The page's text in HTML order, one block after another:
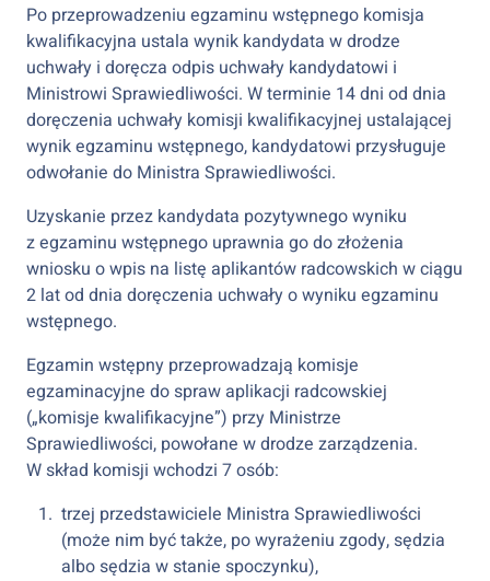
Po przeprowadzeniu egzaminu wstępnego komisja
kwalifikacyjna ustala wynik kandydata w drodze
uchwały i doręcza odpis uchwały kandydatowi i
Ministrowi Sprawiedliwości. W terminie 14 dni od dnia
doręczenia uchwały komisji kwalifikacyjnej ustalającej
wynik egzaminu wstępnego, kandydatowi przysługuje
odwołanie do Ministra Sprawiedliwości.
Uzyskanie przez kandydata pozytywnego wyniku
z egzaminu wstępnego uprawnia go do złożenia
wniosku o wpis na listę aplikantów radcowskich w ciągu
2 lat od dnia doręczenia uchwały o wyniku egzaminu
wstępnego.
Egzamin wstępny przeprowadzają komisje
egzaminacyjne do spraw aplikacji radcowskiej
(„komisje kwalifikacyjne”) przy Ministrze
Sprawiedliwości, powołane w drodze zarządzenia.
W skład komisji wchodzi 7 osób:
trzej przedstawiciele Ministra Sprawiedliwości
(może nim być także, po wyrażeniu zgody, sędzia
albo sędzia w stanie spoczynku),